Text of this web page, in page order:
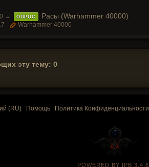
→ ОПРОС Расы (Warhammer 40000)
Warhammer 40000
эту тему: 0
(RU) Помощь Политика Конфиденциальности
POWERED BY IPB 3.4.6